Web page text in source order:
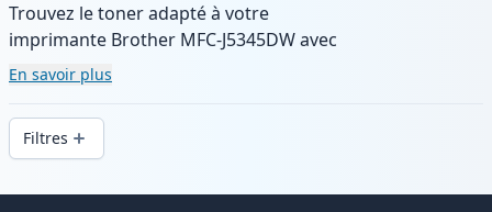
Trouvez le toner adapté à votre
imprimante Brother MFC-J5345DW avec
notre gamme de cartouches compatibles
et haute capacité. Profitez d’une qualité
d’impression constante et d’une livraison
rapide depuis un stock local en .
En savoir plus
Filtres
Produits